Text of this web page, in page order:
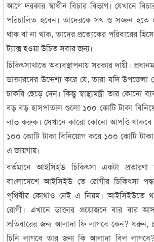
আগে দরকার স্বাধীন বিচার বিভাগ। যেখানে
পরিচালিত হবেন। তাদেরকে সৎ ও সজ্জন হতে
থাক বা না থাক, তাদের প্রত্যেকের পরিবারের
ট্যাক্স হওয়া উচিত সবার জন্য।
চিকিৎসাখাতে অব্যবস্থাপনায় সরকার দায়ী।
ডাক্তারদের উদ্দেশ্য করে যে, তারা যদি উপজেলা
চাকরি ছেড়ে দেন। কিন্তু স্বাস্থ্যমন্ত্রী তার কোনো
বড় বড় হাসপাতাল গুলো ১০০ কোটি টাকা
লাভ করুক। সেখানে কারো কোনো আপত্তি থাকবে
১০০ কোটি টাকা বিনিয়োগ করে ১০০ কোটি
এ জায়গায়।
বর্তমানে আইসিইউ চিকিৎসা একটা
বাংলাদেশে আইসিইউ তে রোগীর চিকিৎসা
পৃথিবীর কোথাও নেই এ নিয়ম। আইসিইউতে
রোগী। এখানে ডাক্তার প্রয়োজনে বার বার
প্রতিবারের জন্য আলাদা ফি লাগবে কেন? ধরুন,
চিনি লাগবে তার জন্য কি আলাদা বিল